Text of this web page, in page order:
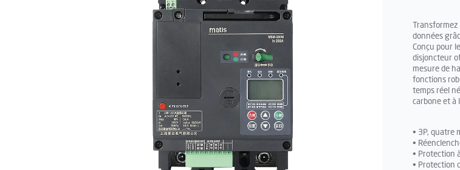
données
Conçu pour
disjoncteur
mesure de
fonctions
temps réel
carbone et à
• 3P, quatre
•
• Protection
• Protection